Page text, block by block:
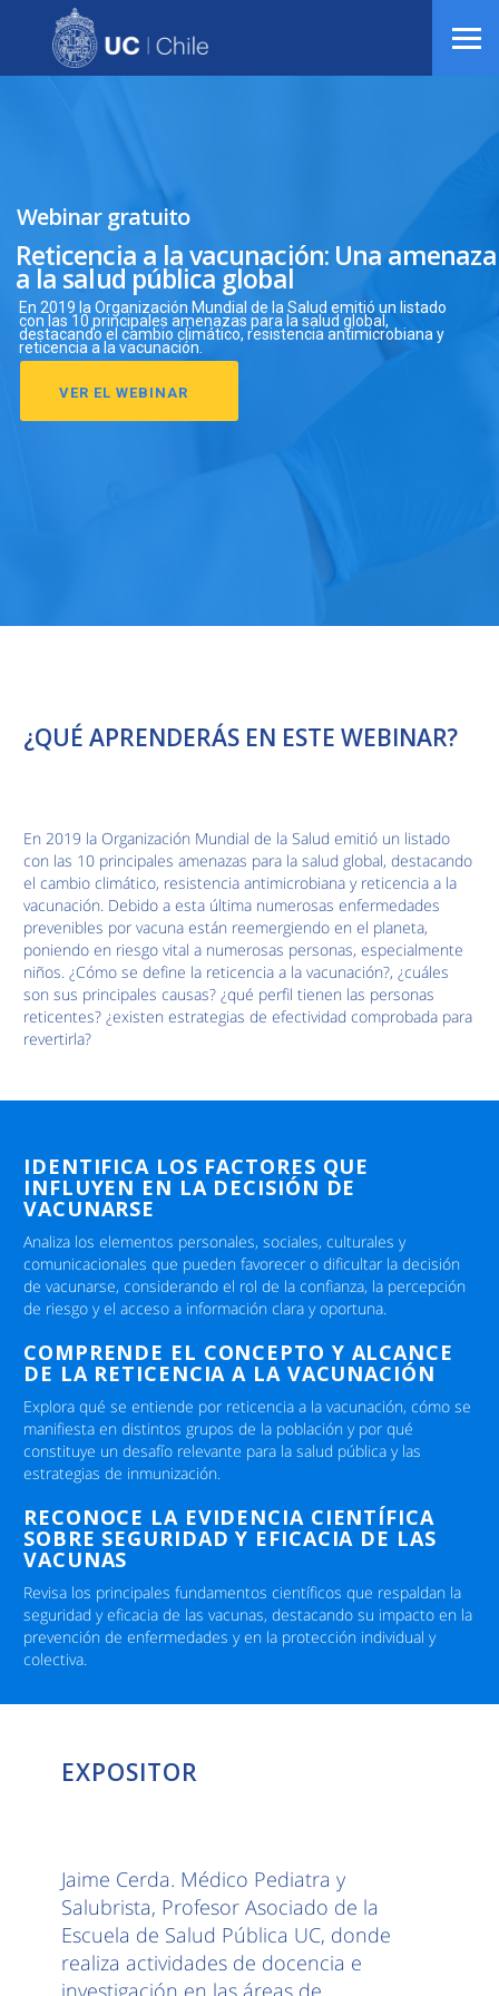
En 2019 la Organización Mundial de la Salud emitió un listado
con las 10 principales amenazas para la salud global,
destacando el cambio climático, resistencia antimicrobiana y
reticencia a la vacunación.
Webinar gratuito
VER EL WEBINAR
Reticencia a la vacunación: Una amenaza
a la salud pública global
¿QUÉ APRENDERÁS EN ESTE WEBINAR?
En 2019 la Organización Mundial de la Salud emitió un listado
con las 10 principales amenazas para la salud global, destacando
el cambio climático, resistencia antimicrobiana y reticencia a la
vacunación. Debido a esta última numerosas enfermedades
prevenibles por vacuna están reemergiendo en el planeta,
poniendo en riesgo vital a numerosas personas, especialmente
niños. ¿Cómo se define la reticencia a la vacunación?, ¿cuáles
son sus principales causas? ¿qué perfil tienen las personas
reticentes? ¿existen estrategias de efectividad comprobada para
revertirla?
IDENTIFICA LOS FACTORES QUE
INFLUYEN EN LA DECISIÓN DE
VACUNARSE
Analiza los elementos personales, sociales, culturales y
comunicacionales que pueden favorecer o dificultar la decisión
de vacunarse, considerando el rol de la confianza, la percepción
de riesgo y el acceso a información clara y oportuna.
COMPRENDE EL CONCEPTO Y ALCANCE
DE LA RETICENCIA A LA VACUNACIÓN
Explora qué se entiende por reticencia a la vacunación, cómo se
manifiesta en distintos grupos de la población y por qué
constituye un desafío relevante para la salud pública y las
estrategias de inmunización.
RECONOCE LA EVIDENCIA CIENTÍFICA
SOBRE SEGURIDAD Y EFICACIA DE LAS
VACUNAS
Revisa los principales fundamentos científicos que respaldan la
seguridad y eficacia de las vacunas, destacando su impacto en la
prevención de enfermedades y en la protección individual y
colectiva.
EXPOSITOR
Jaime Cerda. Médico Pediatra y
Salubrista, Profesor Asociado de la
Escuela de Salud Pública UC, donde
realiza actividades de docencia e
investigación en las áreas de